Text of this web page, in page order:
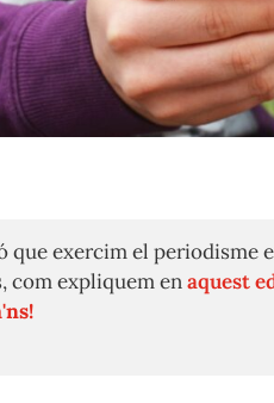
que exercim el periodisme
com expliquem enaquest